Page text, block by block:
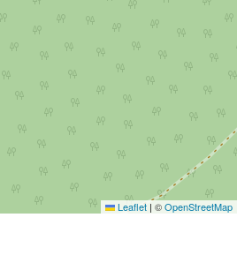
Leaflet | ©OpenStreetMap